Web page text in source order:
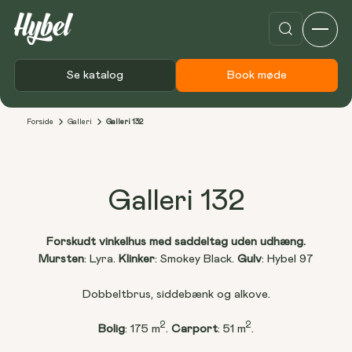
Se katalog Book møde
Forside Galleri Galleri 132
Galleri 132
Forskudt vinkelhus med saddeltag uden udhæng.
Mursten: Lyra. Klinker: Smokey Black. Gulv: Hybel 97
Dobbeltbrus, siddebænk og alkove.
Bolig: 175 m2. Carport: 51 m2.